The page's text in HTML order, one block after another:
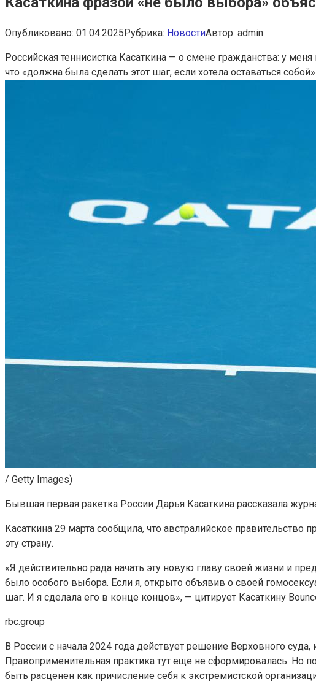
Опубликовано: 01.04.2025Рубрика: НовостиАвтор: admin
Российская теннисистка Касаткина — о смене гражданства: у
что «должна была сделать этот шаг, если хотела оставаться собой»
/ Getty Images)
Бывшая первая ракетка России Дарья Касаткина рассказала
Касаткина 29 марта сообщила, что австралийское
эту страну.
«Я действительно рада начать эту новую главу своей жизни и
было особого выбора. Если я, открыто объявив о своей
шаг. И я сделала его в конце концов», — цитирует Касаткину
rbc.group
В России с начала 2024 года действует решение Верховного
Правоприменительная практика тут еще не сформировалась. Но
быть расценен как причисление себя к экстремистской